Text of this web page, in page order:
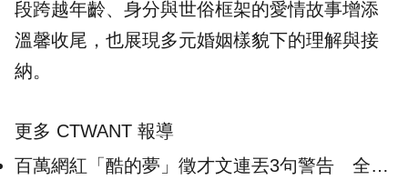
段跨越年齡、身分與世俗框架的愛情故事增添
溫馨收尾，也展現多元婚姻樣貌下的理解與接
納。
更多 CTWANT 報導
百萬網紅「酷的夢」徵才文連丟3句警告 全場